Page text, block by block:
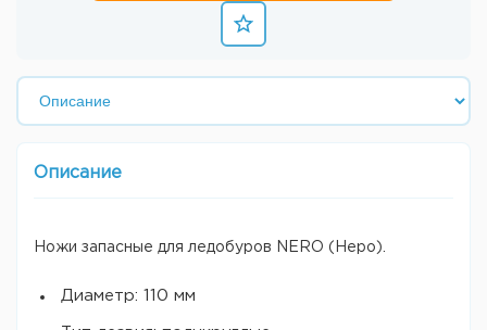
Описание
Ножи запасные для ледобуров NERO (Неро).
Диаметр: 110 мм